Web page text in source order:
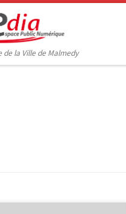
de la Ville de Malmedy